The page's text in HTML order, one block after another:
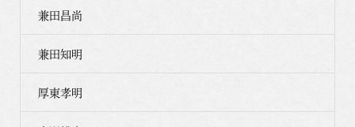
兼田昌尚
兼田知明
厚東孝明